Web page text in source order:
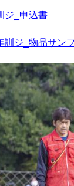
ジ_申込書
訓ジ_物品サン